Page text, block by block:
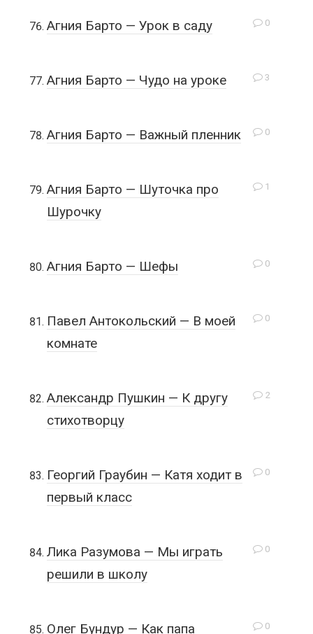
0
Агния Барто — Урок в саду
3
Агния Барто — Чудо на уроке
0
Агния Барто — Важный пленник
1
Агния Барто — Шуточка про
Шурочку
0
Агния Барто — Шефы
0
Павел Антокольский — В моей
комнате
2
Александр Пушкин — К другу
стихотворцу
0
Георгий Граубин — Катя ходит в
первый класс
0
Лика Разумова — Мы играть
решили в школу
0
Олег Бундур — Как папа